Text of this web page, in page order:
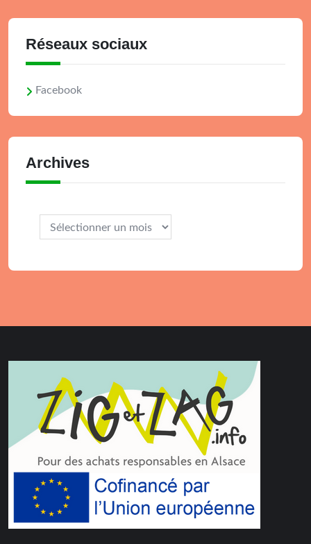
Réseaux sociaux
Facebook
Archives